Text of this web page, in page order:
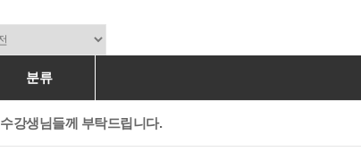
분류
수강생님들께 부탁드립니다.